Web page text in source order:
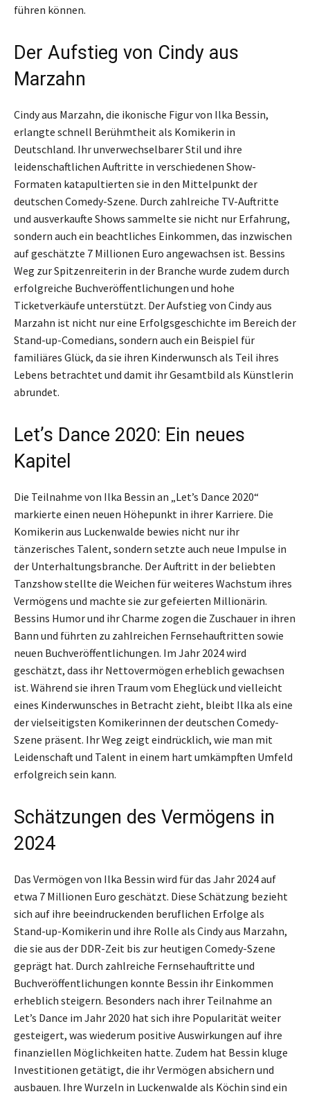
führen können.
Der Aufstieg von Cindy aus
Marzahn
Cindy aus Marzahn, die ikonische Figur von Ilka Bessin,
erlangte schnell Berühmtheit als Komikerin in
Deutschland. Ihr unverwechselbarer Stil und ihre
leidenschaftlichen Auftritte in verschiedenen Show-
Formaten katapultierten sie in den Mittelpunkt der
deutschen Comedy-Szene. Durch zahlreiche TV-Auftritte
und ausverkaufte Shows sammelte sie nicht nur Erfahrung,
sondern auch ein beachtliches Einkommen, das inzwischen
auf geschätzte 7 Millionen Euro angewachsen ist. Bessins
Weg zur Spitzenreiterin in der Branche wurde zudem durch
erfolgreiche Buchveröffentlichungen und hohe
Ticketverkäufe unterstützt. Der Aufstieg von Cindy aus
Marzahn ist nicht nur eine Erfolgsgeschichte im Bereich der
Stand-up-Comedians, sondern auch ein Beispiel für
familiäres Glück, da sie ihren Kinderwunsch als Teil ihres
Lebens betrachtet und damit ihr Gesamtbild als Künstlerin
abrundet.
Let’s Dance 2020: Ein neues
Kapitel
Die Teilnahme von Ilka Bessin an „Let’s Dance 2020“
markierte einen neuen Höhepunkt in ihrer Karriere. Die
Komikerin aus Luckenwalde bewies nicht nur ihr
tänzerisches Talent, sondern setzte auch neue Impulse in
der Unterhaltungsbranche. Der Auftritt in der beliebten
Tanzshow stellte die Weichen für weiteres Wachstum ihres
Vermögens und machte sie zur gefeierten Millionärin.
Bessins Humor und ihr Charme zogen die Zuschauer in ihren
Bann und führten zu zahlreichen Fernsehauftritten sowie
neuen Buchveröffentlichungen. Im Jahr 2024 wird
geschätzt, dass ihr Nettovermögen erheblich gewachsen
ist. Während sie ihren Traum vom Eheglück und vielleicht
eines Kinderwunsches in Betracht zieht, bleibt Ilka als eine
der vielseitigsten Komikerinnen der deutschen Comedy-
Szene präsent. Ihr Weg zeigt eindrücklich, wie man mit
Leidenschaft und Talent in einem hart umkämpften Umfeld
erfolgreich sein kann.
Schätzungen des Vermögens in
2024
Das Vermögen von Ilka Bessin wird für das Jahr 2024 auf
etwa 7 Millionen Euro geschätzt. Diese Schätzung bezieht
sich auf ihre beeindruckenden beruflichen Erfolge als
Stand-up-Komikerin und ihre Rolle als Cindy aus Marzahn,
die sie aus der DDR-Zeit bis zur heutigen Comedy-Szene
geprägt hat. Durch zahlreiche Fernsehauftritte und
Buchveröffentlichungen konnte Bessin ihr Einkommen
erheblich steigern. Besonders nach ihrer Teilnahme an
Let’s Dance im Jahr 2020 hat sich ihre Popularität weiter
gesteigert, was wiederum positive Auswirkungen auf ihre
finanziellen Möglichkeiten hatte. Zudem hat Bessin kluge
Investitionen getätigt, die ihr Vermögen absichern und
ausbauen. Ihre Wurzeln in Luckenwalde als Köchin sind ein